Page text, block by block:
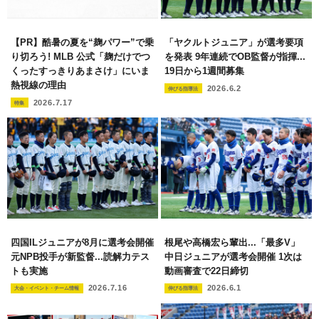
【PR】酷暑の夏を“麹パワー”で乗
り切ろう! MLB 公式「麹だけでつ
くったすっきりあまさけ」にいま
熱視線の理由
特集 2026.7.17
「ヤクルトジュニア」が選考要項
を発表 9年連続でOB監督が指揮...
19日から1週間募集
伸びる指導法 2026.6.2
四国ILジュニアが8月に選考会開催
元NPB投手が新監督...読解力テス
トも実施
大会・イベント・チーム情報 2026.7.16
根尾や高橋宏ら輩出...「最多V」
中日ジュニアが選考会開催 1次は
動画審査で22日締切
伸びる指導法 2026.6.1